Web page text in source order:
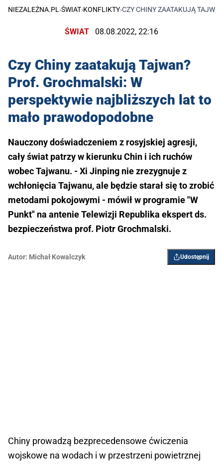
NIEZALEŻNA.PL ›ŚWIAT›KONFLIKTY›CZY CHINY ZAATAKUJĄ
ŚWIAT 08.08.2022, 22:16
Czy Chiny zaatakują Tajwan?
Prof. Grochmalski: W
perspektywie najbliższych lat to
mało prawodopodobne
Nauczony doświadczeniem z rosyjskiej agresji,
cały świat patrzy w kierunku Chin i ich ruchów
wobec Tajwanu. - Xi Jinping nie zrezygnuje z
wchłonięcia Tajwanu, ale będzie starał się to zrobić
metodami pokojowymi - mówił w programie "W
Punkt" na antenie Telewizji Republika ekspert ds.
bezpieczeństwa prof. Piotr Grochmalski.
Autor: Michał Kowalczyk Udostępnij
Chiny prowadzą bezprecedensowe ćwiczenia
wojskowe na wodach i w przestrzeni powietrznej